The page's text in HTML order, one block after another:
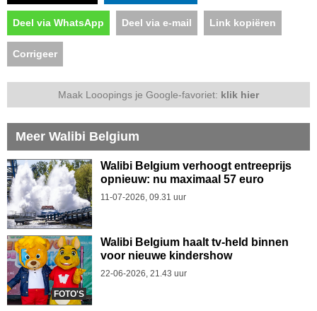
Deel via WhatsApp Deel via e-mail Link kopiëren
Corrigeer
Maak Looopings je Google-favoriet: klik hier
Meer Walibi Belgium
Walibi Belgium verhoogt entreeprijs
opnieuw: nu maximaal 57 euro
11-07-2026, 09.31 uur
FOTO'S
Walibi Belgium haalt tv-held binnen
voor nieuwe kindershow
22-06-2026, 21.43 uur